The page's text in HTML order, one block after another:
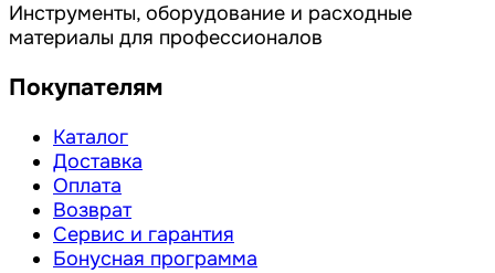
Инструменты, оборудование и расходные
материалы для профессионалов
Покупателям
Каталог
Доставка
Оплата
Возврат
Сервис и гарантия
Бонусная программа